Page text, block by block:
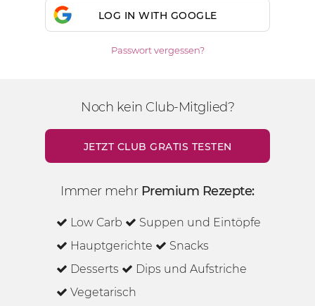
LOG IN WITH GOOGLE
Passwort vergessen?
Noch kein Club-Mitglied?
JETZT CLUB GRATIS TESTEN
Immer mehr Premium Rezepte:
Low Carb
Suppen und Eintöpfe
Hauptgerichte
Snacks
Desserts
Dips und Aufstriche
Vegetarisch